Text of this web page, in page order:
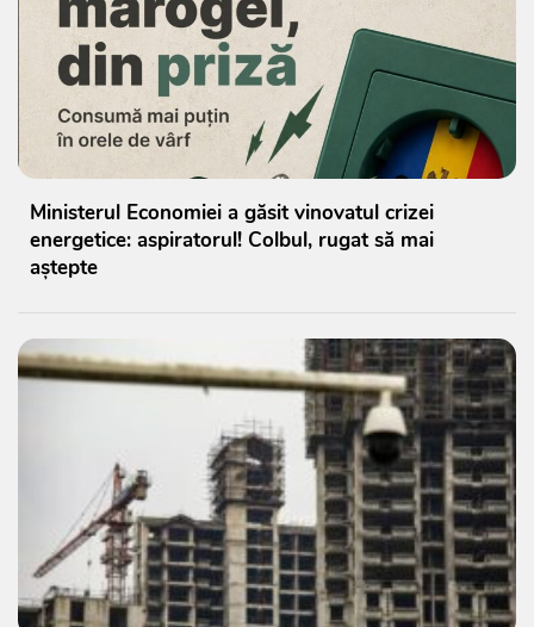
Ministerul Economiei a găsit vinovatul crizei
energetice: aspiratorul! Colbul, rugat să mai
aștepte